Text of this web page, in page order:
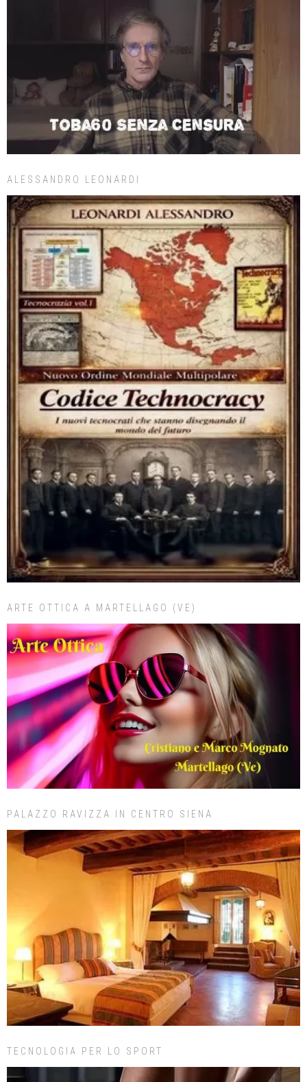
ALESSANDRO LEONARDI
ARTE OTTICA A MARTELLAGO (VE)
PALAZZO RAVIZZA IN CENTRO SIENA
TECNOLOGIA PER LO SPORT